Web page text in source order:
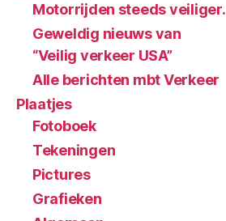
Motorrijden steeds veiliger.
Geweldig nieuws van
“Veilig verkeer USA”
Alle berichten mbt Verkeer
Plaatjes
Fotoboek
Tekeningen
Pictures
Grafieken